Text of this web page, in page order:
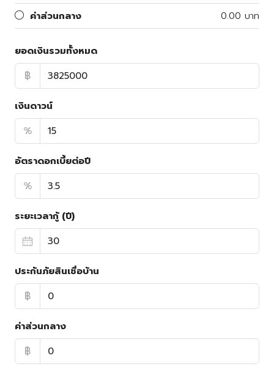
ค่าส่วนกลาง 0.00 บาท
ยอดเงินรวมทั้งหมด
฿
เงินดาวน์
%
อัตราดอกเบี้ยต่อปี
%
ระยะเวลากู้ (ปี)
ประกันภัยสินเชื่อบ้าน
฿
ค่าส่วนกลาง
฿